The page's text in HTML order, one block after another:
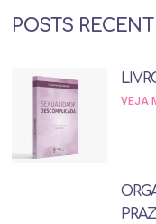
POSTS
VEJA